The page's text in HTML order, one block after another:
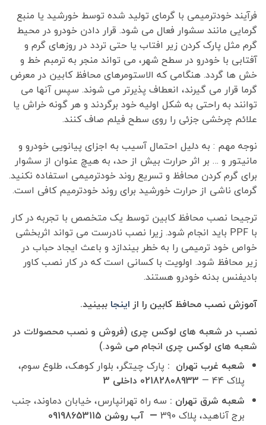
فرآیند خودترمیمی با گرمای تولید شده توسط خورشید یا منبع
گرمایی مانند سشوار فعال می شود. قرار دادن خودرو در محیط
گرم مثل پارک کردن زیر افتاب یا حتی تردد در روزهای گرم و
آفتابی با خودرو در سطح شهر، می تواند منجر به ترمبم خط و
خش ها گردد. هنگامی که الاستومرهای محافظ کابین در معرض
گرما قرار می گیرند، انعطاف پذیرتر می شوند. سپس آنها می
توانند به راحتی به شکل اولیه خود برگردند و هر گونه خراش یا
علائم چرخشی جزئی را روی سطح فیلم صاف کنند.
نوجه مهم : به دلیل احتمال آسیب به اجزای پیانویی خودرو و
مانیتور و … بر اثر حرارت بیش از حد، به هیچ عنوان از سشوار
برای گرم کردن محافظ و تسریع روند خودترمیمی استفاده نکنید.
گرمای ناشی از حرارت خورشید برای روند خودترمیم کافی است.
ترجیحا نصب محافظ کابین توسط یک متخصص با تجربه در کار
با PPF باید انجام شود. زیرا نصب نادرست می تواند اثربخشی
خواص خود ترمیمی را به خطر بیندازد و باعث ایجاد حباب در
زیر محافظ شود. اولویت با کسانی است که در کار نصب کاور
بادیفنس بدنه خودرو هستند.
آموزش نصب محافظ کابین را ازاینجا ببینید.
نصب در شعبه های لوکس چری (فروش و نصب محصولات در
شعبه های لوکس چری انجام می شود.)
شعبه غرب تهران : پارک چیتگر، بلوار کوهک، طلوع سوم،
پلاک 44 —
شعبه شرق تهران : سه راه تهرانپارس، خیابان دماوند، جنب
برج آناهید، پلاک 390
— آب روشن 09198653115